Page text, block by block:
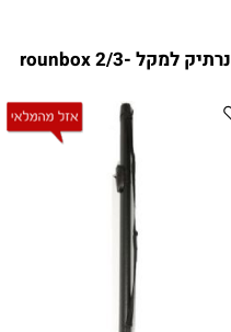
נרתיק למקל -rounbox 2/3